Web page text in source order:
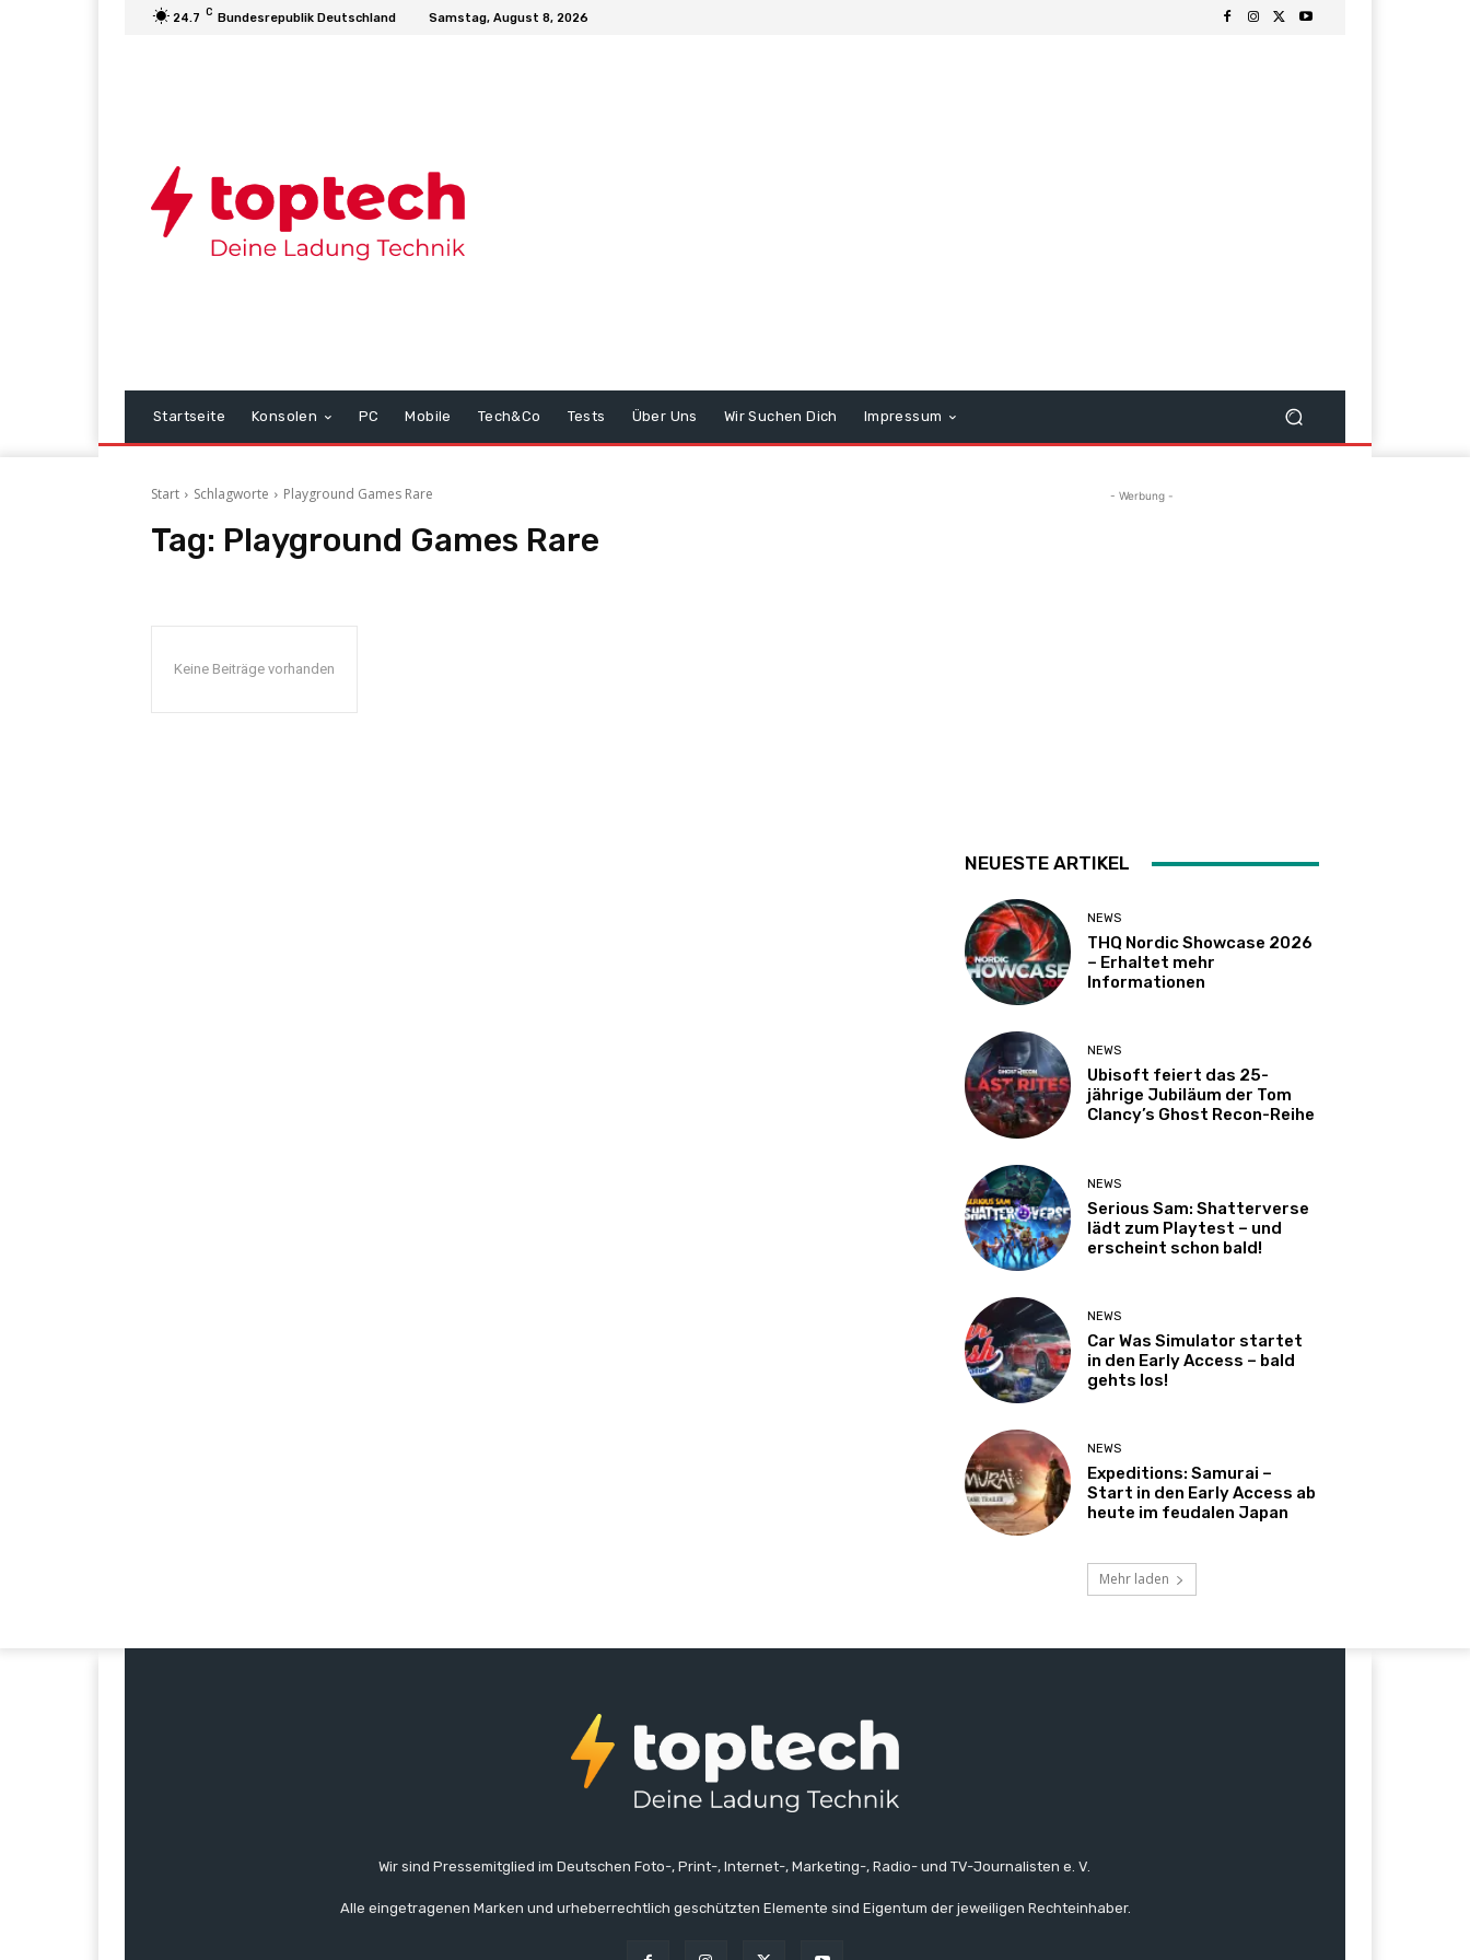
24.7 C Bundesrepublik Deutschland Samstag, August 8, 2026
Startseite Konsolen PC Mobile Tech&Co Tests Über Uns Wir Suchen Dich Impressum
Start Schlagworte Playground Games Rare
Tag: Playground Games Rare
Keine Beiträge vorhanden
- Werbung -
NEUESTE ARTIKEL
NEWS
THQ Nordic Showcase 2026
– Erhaltet mehr
Informationen
NEWS
Ubisoft feiert das 25-
jährige Jubiläum der Tom
Clancy’s Ghost Recon-Reihe
NEWS
Serious Sam: Shatterverse
lädt zum Playtest – und
erscheint schon bald!
NEWS
Car Was Simulator startet
in den Early Access – bald
gehts los!
NEWS
Expeditions: Samurai –
Start in den Early Access ab
heute im feudalen Japan
Mehr laden
Wir sind Pressemitglied im Deutschen Foto-, Print-, Internet-, Marketing-, Radio- und TV-Journalisten e. V.
Alle eingetragenen Marken und urheberrechtlich geschützten Elemente sind Eigentum der jeweiligen Rechteinhaber.